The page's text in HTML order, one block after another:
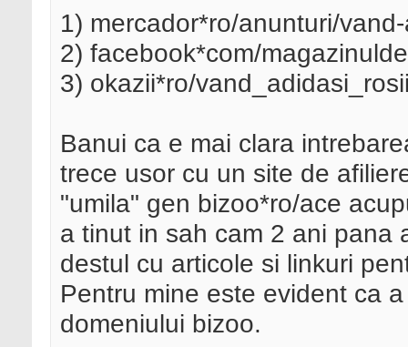
1) mercador*ro/anunturi/
2) facebook*com/
3) okazii*ro/
Banui ca e mai clara
trece usor cu un site de
"umila" gen bizoo*ro/ace
a tinut in sah cam 2 ani pana
destul cu articole si linkuri
Pentru mine este evident ca
domeniului bizoo.